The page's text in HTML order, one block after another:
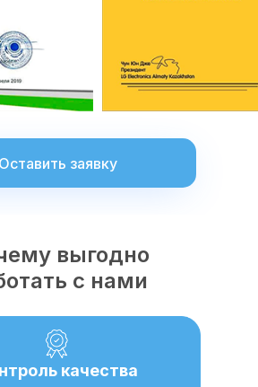
Оставить заявку
выгодно
с нами
качества